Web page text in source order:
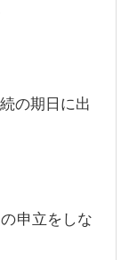
の期日に出
申立をしな